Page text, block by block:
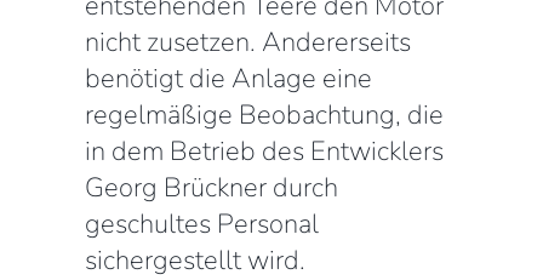
nicht zusetzen. Andererseits
benötigt die Anlage eine
regelmäßige Beobachtung, die
in dem Betrieb des Entwicklers
Georg Brückner durch
geschultes Personal
sichergestellt wird.